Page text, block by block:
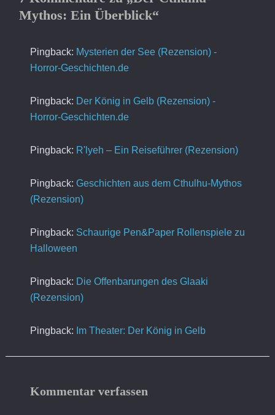
Mythos: Ein Überblick“
Pingback: Mysterien der See (Rezension) -
Horror-Geschichten.de
Pingback: Der König in Gelb (Rezension) -
Horror-Geschichten.de
Pingback: R'lyeh – Ein Reiseführer (Rezension)
Pingback: Geschichten aus dem Cthulhu-Mythos
(Rezension)
Pingback: Schaurige Pen&Paper Rollenspiele zu
Halloween
Pingback: Die Offenbarungen des Glaaki
(Rezension)
Pingback: Im Theater: Der König in Gelb
Kommentar verfassen